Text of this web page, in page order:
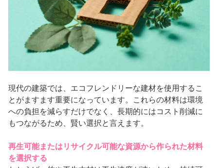
現代の建築では、エコフレンドリーな建材を使用するこ
とがますます重要になっています。これらの材料は環境
への負担を減らすだけでなく、長期的にはコスト削減に
もつながるため、賢い選択と言えます。
再生可能またはリサイクル可能な資源から作られた材料
を選択する